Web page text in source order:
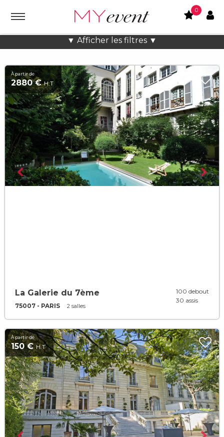
0
▼ Afficher les filtres ▼
Location lieux et salles atypiques
À partir de
2880 €H.T
La Galerie du 7ème
75007 - PARIS 2 salles
100 debout
30 assis
À partir de
150 €H.T